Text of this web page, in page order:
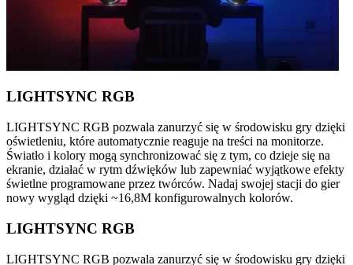
LIGHTSYNC RGB
LIGHTSYNC RGB pozwala zanurzyć się w środowisku gry dzięki
oświetleniu, które automatycznie reaguje na treści na monitorze.
Światło i kolory mogą synchronizować się z tym, co dzieje się na
ekranie, działać w rytm dźwięków lub zapewniać wyjątkowe efekty
świetlne programowane przez twórców. Nadaj swojej stacji do gier
nowy wygląd dzięki ~16,8M konfigurowalnych kolorów.
LIGHTSYNC RGB
LIGHTSYNC RGB pozwala zanurzyć się w środowisku gry dzięki